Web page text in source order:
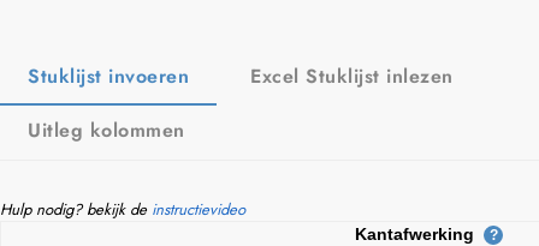
Stuklijst invoeren
Excel Stuklijst inlezen
Uitleg kolommen
Hulp nodig? bekijk de instructievideo
Kantafwerking ?